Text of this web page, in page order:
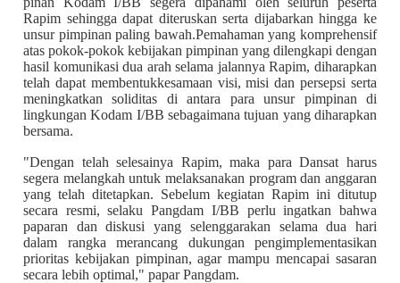
Rapim sehingga dapat diteruskan serta dijabarkan hingga ke
unsur pimpinan paling bawah.Pemahaman yang komprehensif
atas pokok-pokok kebijakan pimpinan yang dilengkapi dengan
hasil komunikasi dua arah selama jalannya Rapim, diharapkan
telah dapat membentukkesamaan visi, misi dan persepsi serta
meningkatkan soliditas di antara para unsur pimpinan di
lingkungan Kodam I/BB sebagaimana tujuan yang diharapkan
bersama.
"Dengan telah selesainya Rapim, maka para Dansat harus
segera melangkah untuk melaksanakan program dan anggaran
yang telah ditetapkan. Sebelum kegiatan Rapim ini ditutup
secara resmi, selaku Pangdam I/BB perlu ingatkan bahwa
paparan dan diskusi yang selenggarakan selama dua hari
dalam rangka merancang dukungan pengimplementasikan
prioritas kebijakan pimpinan, agar mampu mencapai sasaran
secara lebih optimal," papar Pangdam.